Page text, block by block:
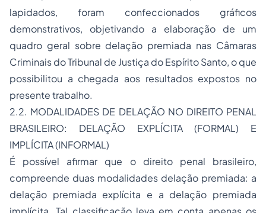
lapidados, foram confeccionados gráficos
demonstrativos, objetivando a elaboração de um
quadro geral sobre delação premiada nas Câmaras
Criminais do Tribunal de Justiça do Espírito Santo, o que
possibilitou a chegada aos resultados expostos no
presente trabalho.
2.2. MODALIDADES DE DELAÇÃO NO DIREITO PENAL
BRASILEIRO: DELAÇÃO EXPLÍCITA (FORMAL) E
IMPLÍCITA (INFORMAL)
É possível afirmar que o direito penal brasileiro,
compreende duas modalidades delação premiada: a
delação premiada explícita e a delação premiada